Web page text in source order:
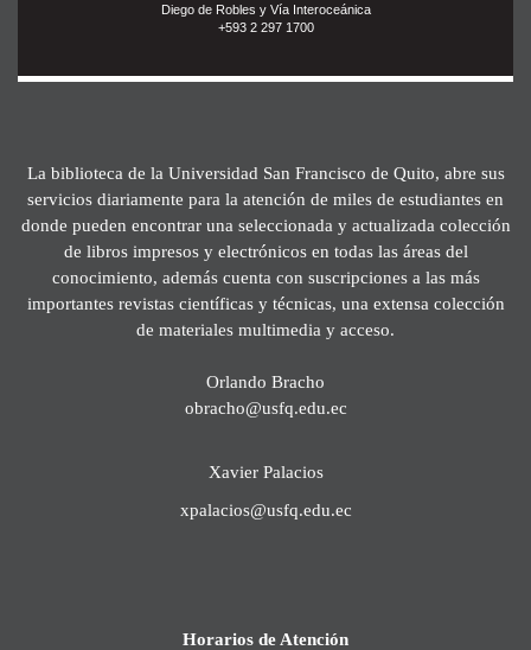
Diego de Robles y Vía Interoceánica
+593 2 297 1700
La biblioteca de la Universidad San Francisco de Quito, abre sus
servicios diariamente para la atención de miles de estudiantes en
donde pueden encontrar una seleccionada y actualizada colección
de libros impresos y electrónicos en todas las áreas del
conocimiento, además cuenta con suscripciones a las más
importantes revistas científicas y técnicas, una extensa colección
de materiales multimedia y acceso.
Orlando Bracho
obracho@usfq.edu.ec
Xavier Palacios
xpalacios@usfq.edu.ec
Horarios de Atención